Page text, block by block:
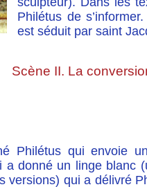
Philétus de
est séduit par saint
Scène II. La
Philétus qui envoie
a donné un linge blanc
versions) qui a délivré